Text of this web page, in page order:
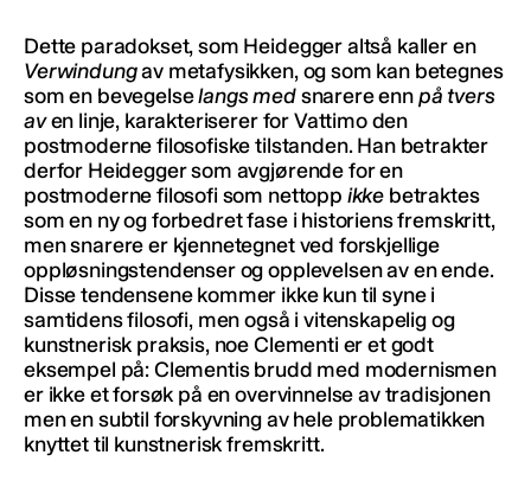
Dette paradokset, som Heidegger altså kaller en
Verwindungav metafysikken, og som kan betegnes
som en bevegelselangs medsnarere ennpå tvers
aven linje, karakteriserer for Vattimo den
postmoderne filosofiske tilstanden. Han betrakter
derfor Heidegger som avgjørende for en
postmoderne filosofi som nettopp ikke betraktes
som en ny og forbedret fase i historiens fremskritt,
men snarere er kjennetegnet ved forskjellige
oppløsningstendenser og opplevelsen av en ende.
Disse tendensene kommer ikke kun til syne i
samtidens filosofi, men også i vitenskapelig og
kunstnerisk praksis, noe Clementi er et godt
eksempel på: Clementis brudd med modernismen
er ikke et forsøk på en overvinnelse av tradisjonen
men en subtil forskyvning av hele problematikken
knyttet til kunstnerisk fremskritt.